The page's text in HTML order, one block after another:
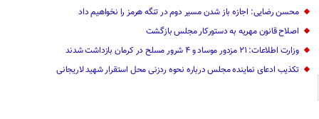
محسن رضایی: اجازه باز شدن مسیر دوم در تنگه هرمز را نخواهیم داد
اصلاح قانون مهریه به دستورکار مجلس بازگشت
وزارت اطلاعات: ۲۱ مزدور موساد و ۴ شرور مسلح در کرمان بازداشت شدند
تکذیب ادعای نماینده مجلس درباره نحوه ردزنی محل استقرار شهید لاریجانی